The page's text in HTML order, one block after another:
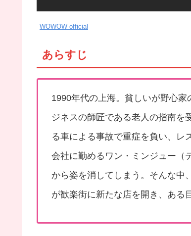
WOWOW official
あらすじ
1990年代の上海。貧しいが野心
ジネスの師匠である老人の指南を
る車による事故で重症を負い、レ
会社に勤めるワン・ミンジュー（
から姿を消してしまう。そんな中
が歓楽街に新たな店を開き、ある